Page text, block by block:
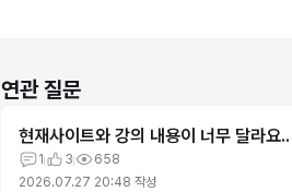
연관 질문
현재사이트와 강의 내용이 너무 달라요..
1 3
658
2026.07.27 20:48 작성